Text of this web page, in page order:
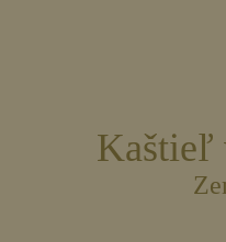
Kaštieľ